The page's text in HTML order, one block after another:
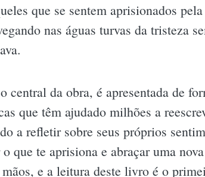
que se sentem aprisionados
nas águas turvas da tristeza
da obra, é apresentada de
que têm ajudado milhões a
a refletir sobre seus próprios
que te aprisiona e abraçar uma
e a leitura deste livro é o